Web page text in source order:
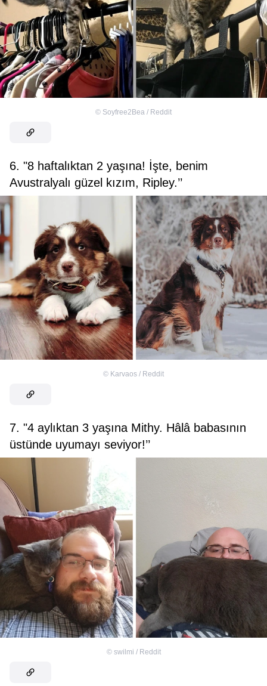
© Soyfree2Bea / Reddit
6. "8 haftalıktan 2 yaşına! İşte, benim
Avustralyalı güzel kızım, Ripley.’’
© Karvaos / Reddit
7. "4 aylıktan 3 yaşına Mithy. Hâlâ babasının
üstünde uyumayı seviyor!’’
© swilmi / Reddit